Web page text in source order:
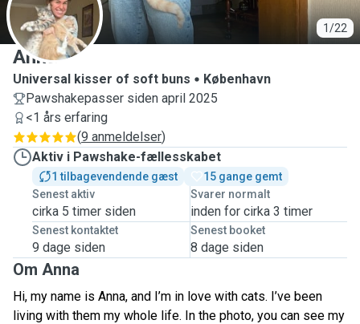
1/22
A
Anna
Universal kisser of soft buns
København
Pawshakepasser siden april 2025
<1 års erfaring
(9 anmeldelser)
Aktiv i Pawshake-fællesskabet
1 tilbagevendende gæst
15 gange gemt
Senest aktiv
cirka 5 timer siden
Svarer normalt
inden for cirka 3 timer
Senest kontaktet
9 dage siden
Senest booket
8 dage siden
Om Anna
Hi, my name is Anna, and I’m in love with cats. I’ve been
living with them my whole life. In the photo, you can see my